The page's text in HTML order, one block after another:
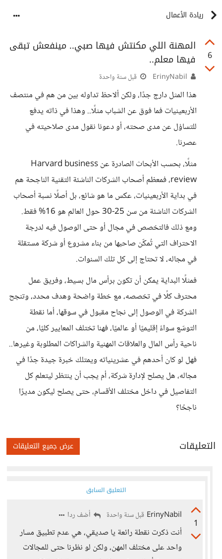
ريادة الأعمال
6
المهنة اللي مكنتش فيها صبي.. مينفعش تبقى
فيها معلم..
قبل سنة واحدة
هذا المثل دارج جدًا، ولكن ألاحظ تداوله بين من هم في منتصف
الأربعينيات فما فوق عن الشباب مثلًا.. وهذا في ذاته يدفع
للتساؤل عن مدى صحته، أو دعونا نقول مدى صلاحيته في
عصرنا.
مثلًا، بحسب الأبحاث الصادرة عن Harvard business
review، فمعظم أصحاب الشركات الناشئة التقنية الناجحة هم
في بداية الأربعينيات، عكس ما هو شائع، بل أصلًا نسبة أصحاب
الشركات الناشئة من سن 25-30 حول العالم هو 16% فقط.
ومع ذلك فالتخصص في مجال أو حتى الوصول فيه لدرجة
الاحتراف التي تُمكّن صاحبها من بناء مشروع أو شركة مستقلة
في مجاله، لا تحتاج إلى كل تلك السنوات.
فمثلًا البداية يمكن أن تكون برأس مال بسيط، وفريق عمل
محترف كلًا في تخصصه، مع خطة واضحة وهدف محدد، وتنجح
الشركة في الوصول إلى نجاح مقبول في سوقها، أما نقطة
التوسّع سواءً إقليميًا أو عالميًا، فهنا تختلف المعايير كليًا، من
ناحية رأس المال والعلاقات المهنية والشراكات المطلوبة وغيرها..
فهل لو كان أحدهم في عشرينياته ويمتلك خبرة جيدة جدًا في
مجاله، هل يصلح لإدارة شركة، أم يجب أن ينتظر ليتعلم كل
التفاصيل في داخل مختلف الأقسام، حتى يصلح ليكون مديرًا
ناجحًا؟
التعليقات عرض جميع التعليقات
التعليق السابق
1
ErinyNabil قبل سنة واحدة أضف ردا
أنت ذكرت نقطة رائعة يا صديقي، هي عدم تطبيق مسار
واحد على مختلف المهن، ولكن لو نظرنا حتى للمجالات